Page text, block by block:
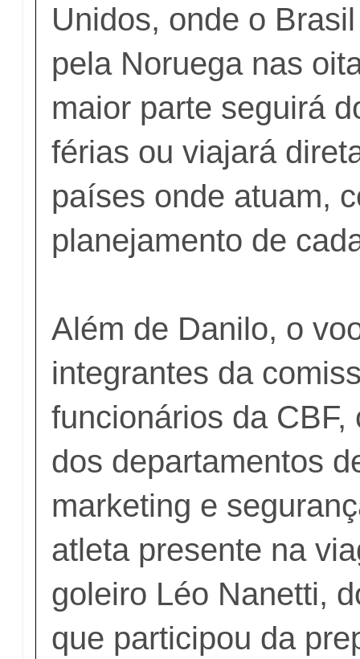
Unidos, onde o
pela Noruega nas
maior parte seguirá
férias ou viajará
países onde atuam,
planejamento de
Além de Danilo, o
integrantes da
funcionários da CBF,
dos departamentos
marketing e
atleta presente na
goleiro Léo Nanetti,
que participou da